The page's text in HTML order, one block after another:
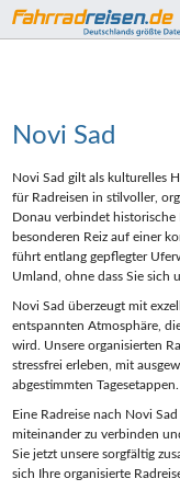
Novi Sad
Novi Sad gilt als kulturelles
für Radreisen in stilvoller,
Donau verbindet historische
besonderen Reiz auf einer
führt entlang gepflegter
Umland, ohne dass Sie sich
Novi Sad überzeugt mit
entspannten Atmosphäre,
wird. Unsere organisierten
stressfrei erleben, mit
abgestimmten Tagesetappen.
Eine Radreise nach Novi
miteinander zu verbinden
Sie jetzt unsere sorgfältig
sich Ihre organisierte